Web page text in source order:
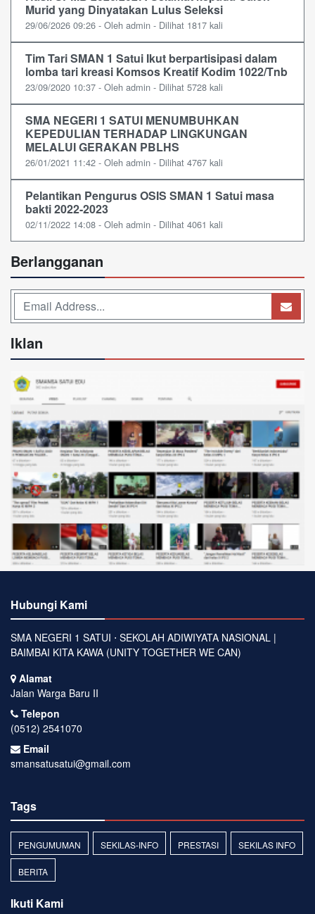
Murid yang Dinyatakan Lulus Seleksi
29/06/2026 09:26 - Oleh admin - Dilihat 1817 kali
Tim Tari SMAN 1 Satui Ikut berpartisipasi dalam
lomba tari kreasi Komsos Kreatif Kodim 1022/Tnb
23/09/2020 10:37 - Oleh admin - Dilihat 5728 kali
SMA NEGERI 1 SATUI MENUMBUHKAN
KEPEDULIAN TERHADAP LINGKUNGAN
MELALUI GERAKAN PBLHS
26/01/2021 11:42 - Oleh admin - Dilihat 4767 kali
Pelantikan Pengurus OSIS SMAN 1 Satui masa
bakti 2022-2023
02/11/2022 14:08 - Oleh admin - Dilihat 4061 kali
Berlangganan
Iklan
Hubungi Kami
SMA NEGERI 1 SATUI ⋅ SEKOLAH ADIWIYATA NASIONAL |
BAIMBAI KITA KAWA (UNITY TOGETHER WE CAN)
Alamat
Jalan Warga Baru II
Telepon
(0512) 2541070
Email
smansatusatui@gmail.com
Tags
PENGUMUMAN SEKILAS-INFO PRESTASI SEKILAS INFO
BERITA
Ikuti Kami